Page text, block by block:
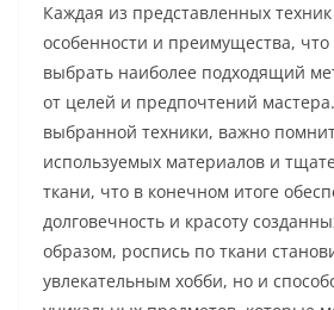
Каждая из представленных
особенности и преимущества, что
выбрать наиболее подходящий
от целей и предпочтений
выбранной техники, важно
используемых материалов и
ткани, что в конечном итоге
долговечность и красоту
образом, роспись по ткани
увлекательным хобби, но и